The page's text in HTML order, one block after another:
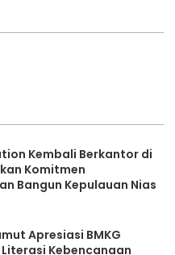
Kembali Berkantor di
Komitmen
Bangun Kepulauan Nias
Apresiasi BMKG
Kebencanaan